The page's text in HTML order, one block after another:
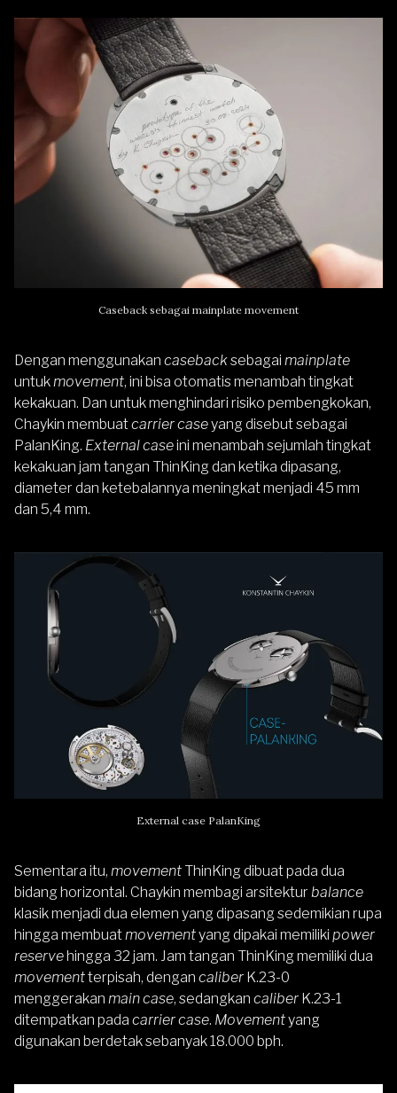
Caseback sebagai mainplate movement
Dengan menggunakan casebacksebagai mainplate
untukmovement, ini bisa otomatis menambah tingkat
kekakuan. Dan untuk menghindari risiko pembengkokan,
Chaykin membuatcarrier caseyang disebut sebagai
PalanKing. External caseini menambah sejumlah tingkat
kekakuan jam tangan ThinKing dan ketika dipasang,
diameter dan ketebalannya meningkat menjadi 45 mm
dan 5,4 mm.
External case PalanKing
Sementara itu, movement ThinKing dibuat pada dua
bidang horizontal. Chaykin membagi arsitektur balance
klasik menjadi dua elemen yang dipasang sedemikian rupa
hingga membuat movementyang dipakai memiliki power
reservehingga 32 jam. Jam tangan ThinKing memiliki dua
movementterpisah, dengan caliber K.23-0
menggerakan main case, sedangkan caliber K.23-1
ditempatkan pada carrier case. Movementyang
digunakan berdetak sebanyak 18.000 bph.